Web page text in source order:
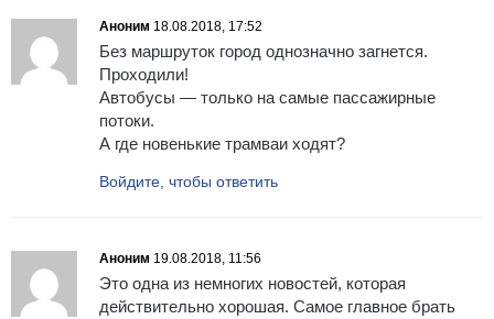
Аноним 18.08.2018, 17:52
Без маршруток город однозначно загнется.
Проходили!
Автобусы — только на самые пассажирные
потоки.
А где новенькие трамваи ходят?
Войдите, чтобы ответить
Аноним 19.08.2018, 11:56
Это одна из немногих новостей, которая
действительно хорошая. Самое главное брать